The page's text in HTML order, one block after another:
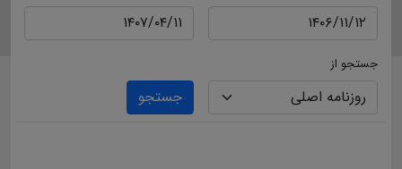
جستجو از
جستجو